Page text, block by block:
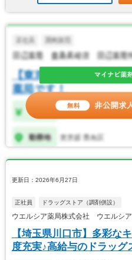
更新日：2026年6月27日
正社員 ドラッグストア（調剤併設）
ウエルシア薬局株式会社 ウエルシ
【埼玉県川口市】多彩な
度充実♪高給与のドラッ